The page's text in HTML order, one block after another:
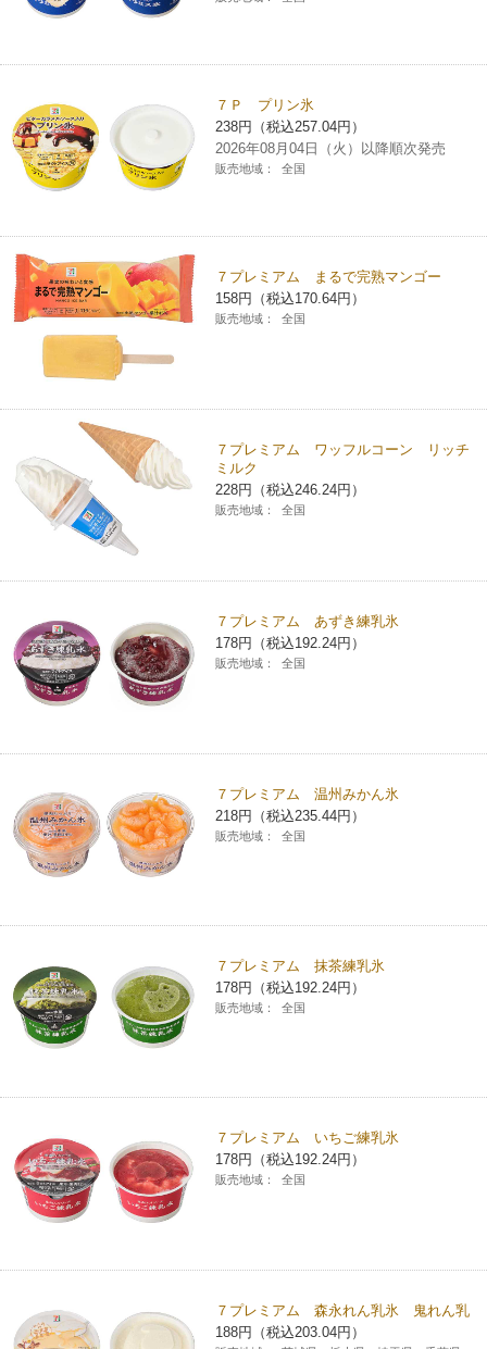
ファクス
チケット
スポーツ振興くじ
行政サービス
保険
学び・教育
各種料金のお支払い
レジでApple Accountにチャージ
オンラインフォトサービス
宅配ロッカー（店舗限定）
自転車シェアリング（店舗限定）
モバイルバッテリーシェアリング（店舗限定）
モバイルWi-Fiバッテリーシェアリング（店舗限定）
荷物預かりサービス「ecbocloakエクボクローク」（店舗限定）
ソフトバンクギフト
CNプレイガイド
沿革
国内店舗数
セブン‐イレブンの海外事業
データで見るセブン‐イレブン
セブン‐イレブンの「商品力」
セブン-イレブンの横顔
セブン-イレブンの歴史
GREEN CHALLENGE 2050
4VISIONS
サステナビリティレポート
報告書ライブラリー
アルバイト情報
店舗検索
ネットショッピング
Language
English (Corporate)
简体中文(服务)
ภาษาไทย(บริการ)
７Ｐ プリン氷
238円（税込257.04円）
2026年08月04日（火）以降順次発売
販売地域： 全国
７プレミアム まるで完熟マンゴー
158円（税込170.64円）
販売地域： 全国
７プレミアム ワッフルコーン リッチ
ミルク
228円（税込246.24円）
販売地域： 全国
７プレミアム あずき練乳氷
178円（税込192.24円）
販売地域： 全国
７プレミアム 温州みかん氷
218円（税込235.44円）
販売地域： 全国
７プレミアム 抹茶練乳氷
178円（税込192.24円）
販売地域： 全国
７プレミアム いちご練乳氷
178円（税込192.24円）
販売地域： 全国
７プレミアム 森永れん乳氷 鬼れん乳
188円（税込203.04円）